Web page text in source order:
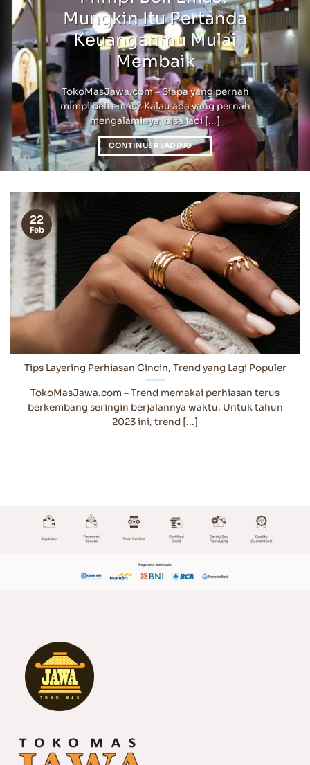
Mungkin Itu Pertanda
Keuanganmu Mulai
Membaik
TokoMasJawa.com – Siapa yang pernah
mimpi beli emas? Kalau ada yang pernah
mengalaminya, bisa jadi [...]
CONTINUE READING→
Tips Layering Perhiasan Cincin, Trend yang Lagi Populer
TokoMasJawa.com – Trend memakai perhiasan terus
berkembang seringin berjalannya waktu. Untuk tahun
2023 ini, trend [...]
22
Feb